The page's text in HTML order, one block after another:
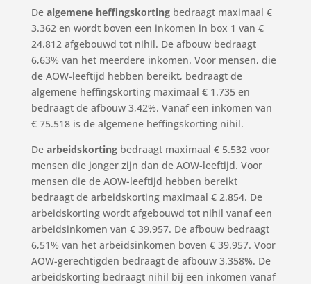
De algemene heffingskorting bedraagt maximaal €
3.362 en wordt boven een inkomen in box 1 van €
24.812 afgebouwd tot nihil. De afbouw bedraagt
6,63% van het meerdere inkomen. Voor mensen, die
de AOW-leeftijd hebben bereikt, bedraagt de
algemene heffingskorting maximaal € 1.735 en
bedraagt de afbouw 3,42%. Vanaf een inkomen van
€ 75.518 is de algemene heffingskorting nihil.
De arbeidskortingbedraagt maximaal € 5.532 voor
mensen die jonger zijn dan de AOW-leeftijd. Voor
mensen die de AOW-leeftijd hebben bereikt
bedraagt de arbeidskorting maximaal € 2.854. De
arbeidskorting wordt afgebouwd tot nihil vanaf een
arbeidsinkomen van € 39.957. De afbouw bedraagt
6,51% van het arbeidsinkomen boven € 39.957. Voor
AOW-gerechtigden bedraagt de afbouw 3,358%. De
arbeidskorting bedraagt nihil bij een inkomen vanaf